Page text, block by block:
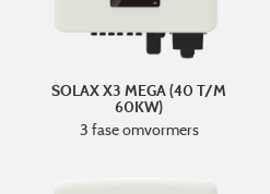
SOLAX X3 MEGA (40 T/M
60KW)
3 fase omvormers